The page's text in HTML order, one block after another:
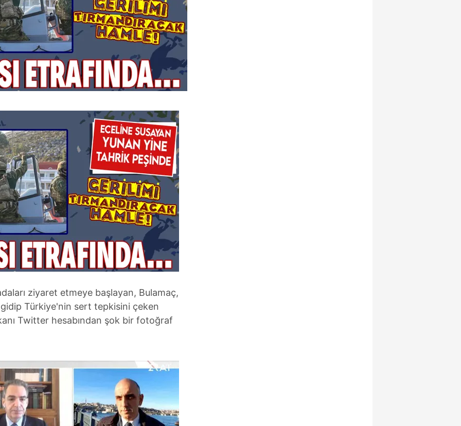
ziyaret etmeye başlayan, Bulamaç,
gidip Türkiye'nin sert tepkisini çeken
Twitter hesabından şok bir fotoğraf